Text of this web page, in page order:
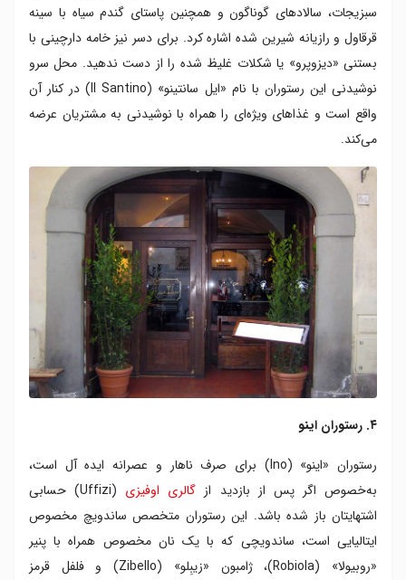
سبزیجات، سالادهای گوناگون و همچنین پاستای گندم سیاه با سینه
قرقاول و رازیانه شیرین شده اشاره کرد. برای دسر نیز خامه دارچینی با
بستنی «دیزوپرو» یا شکلات غلیظ شده را از دست ندهید. محل سرو
نوشیدنی این رستوران با نام «ایل سانتینو» (Il Santino) در کنار آن
واقع است و غذاهای ویژه‌ای را همراه با نوشیدنی به مشتریان عرضه
می‌کند.
۴. رستوران اینو
رستوران «اینو» (Ino) برای صرف ناهار و عصرانه ایده آل است،
به‌خصوص اگر پس از بازدید از گالری اوفیزی
(Uffizi) حسابی
اشتهایتان باز شده باشد. این رستوران متخصص ساندویچ مخصوص
ایتالیایی است، ساندویچی که با یک نان مخصوص همراه با پنیر
«روبیولا» (Robiola)، ژامبون «زیبِلو» (Zibello) و فلفل قرمز